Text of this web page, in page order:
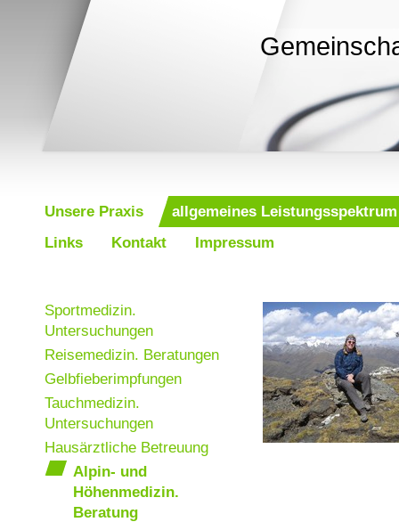
Unsere Praxis
allgemeines Leistungsspektrum
Links
Kontakt Impressum
Sportmedizin.
Untersuchungen
Reisemedizin. Beratungen
Gelbfieberimpfungen
Tauchmedizin.
Untersuchungen
Hausärztliche Betreuung
Alpin- und
Höhenmedizin.
Beratung